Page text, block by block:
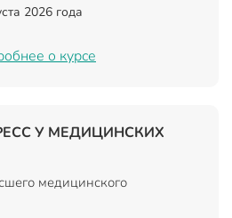
2026 года
о курсе
У МЕДИЦИНСКИХ
медицинского